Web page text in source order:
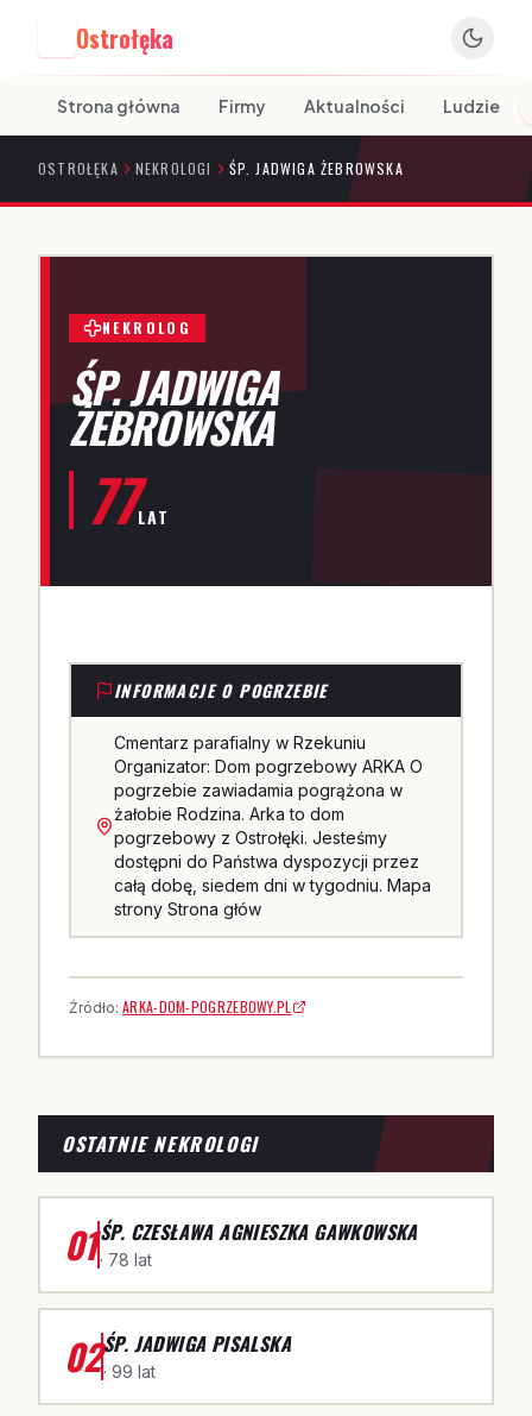
Ostrołęka
Strona główna Firmy Aktualności Ludzie
OSTROŁĘKA NEKROLOGI ŚP. JADWIGA ŻEBROWSKA
NEKROLOG
ŚP. JADWIGA
ŻEBROWSKA
77LAT
INFORMACJE O POGRZEBIE
Cmentarz parafialny w Rzekuniu
Organizator: Dom pogrzebowy ARKA O
pogrzebie zawiadamia pogrążona w
żałobie Rodzina. Arka to dom
pogrzebowy z Ostrołęki. Jesteśmy
dostępni do Państwa dyspozycji przez
całą dobę, siedem dni w tygodniu. Mapa
strony Strona głów
Źródło: ARKA-DOM-POGRZEBOWY.PL
OSTATNIE NEKROLOGI
01ŚP. CZESŁAWA AGNIESZKA GAWKOWSKA
· 78 lat
02ŚP. JADWIGA PISALSKA
· 99 lat